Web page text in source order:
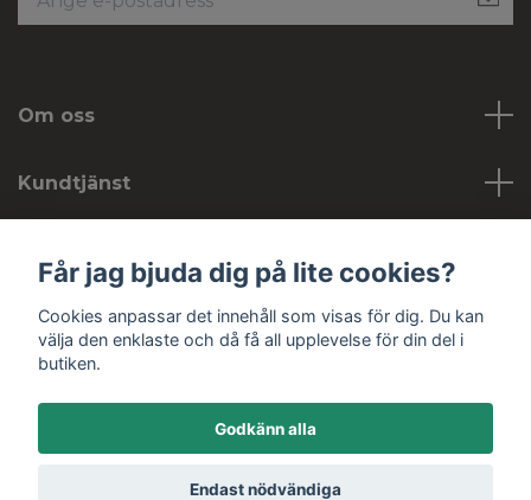
Om oss
Kundtjänst
Sociala medier
© 2026 Hobbykojan
Får jag bjuda dig på lite cookies?
Cookies anpassar det innehåll som visas för dig. Du kan
välja den enklaste och då få all upplevelse för din del i
butiken.
Godkänn alla
Endast nödvändiga